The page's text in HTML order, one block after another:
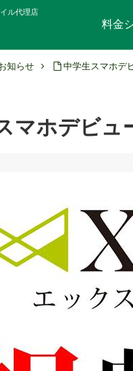
ル代理店
料金
知らせ 中学生スマホデ
マホデビュ